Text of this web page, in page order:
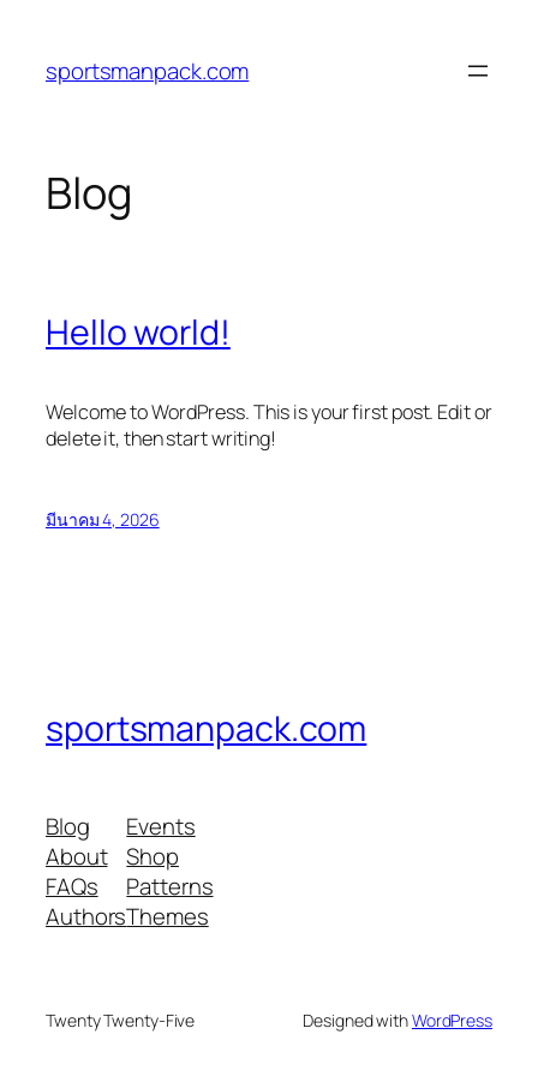
sportsmanpack.com
Blog
Hello world!
Welcome to WordPress. This is your first post. Edit or
delete it, then start writing!
มีนาคม 4, 2026
sportsmanpack.com
Blog
About
FAQs
Authors
Events
Shop
Patterns
Themes
Twenty Twenty-Five Designed withWordPress